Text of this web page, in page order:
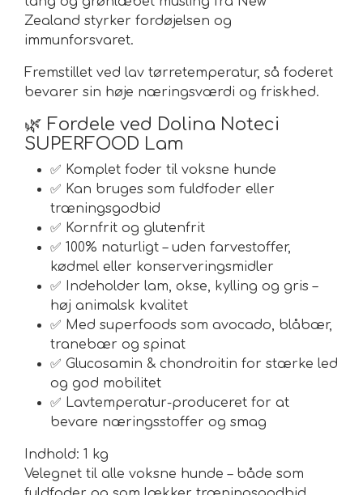
Zealand styrker fordøjelsen og
immunforsvaret.
Fremstillet ved lav tørretemperatur, så foderet
bevarer sin høje næringsværdi og friskhed.
🌿 Fordele ved Dolina Noteci
SUPERFOOD Lam
✅ Komplet foder til voksne hunde
✅ Kan bruges som fuldfoder eller
træningsgodbid
✅ Kornfrit og glutenfrit
✅ 100% naturligt – uden farvestoffer,
kødmel eller konserveringsmidler
✅ Indeholder lam, okse, kylling og gris –
høj animalsk kvalitet
✅ Med superfoods som avocado, blåbær,
tranebær og spinat
✅ Glucosamin & chondroitin for stærke led
og god mobilitet
✅ Lavtemperatur-produceret for at
bevare næringsstoffer og smag
Indhold: 1 kg
Velegnet til alle voksne hunde – både som